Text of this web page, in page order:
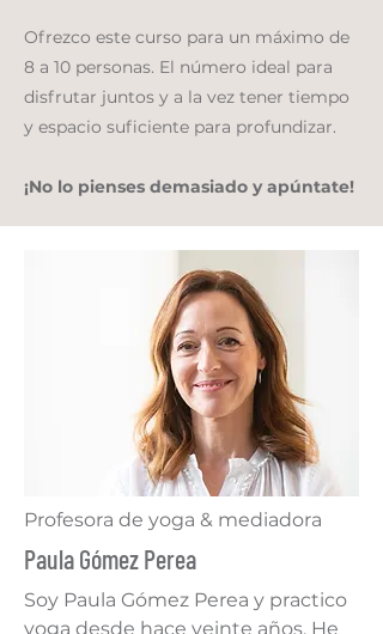
Ofrezco este curso para un máximo de
8 a 10 personas. El número ideal para
disfrutar juntos y a la vez tener tiempo
y espacio suficiente para profundizar.
¡No lo pienses demasiado yapúntate!
Profesora de yoga & mediadora
Paula Gómez Perea
Soy Paula Gómez Perea y practico
yoga desde hace veinte años. He